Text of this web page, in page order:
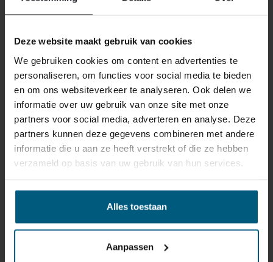
Deze website maakt gebruik van cookies
We gebruiken cookies om content en advertenties te
personaliseren, om functies voor social media te bieden
en om ons websiteverkeer te analyseren. Ook delen we
informatie over uw gebruik van onze site met onze
partners voor social media, adverteren en analyse. Deze
partners kunnen deze gegevens combineren met andere
informatie die u aan ze heeft verstrekt of die ze hebben
verzameld op basis van uw gebruik van hun services.
Alles toestaan
Aanpassen
ONS RETOURBELEID
Lattenroste, Obermatratzen und Boxspring-
Sets fallen NICHT unter die
Rückgabebestimmungen und können von